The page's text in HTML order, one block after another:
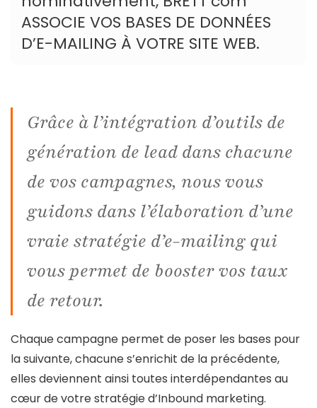
ASSOCIE VOS BASES DE DONNÉES
D’E-MAILING À VOTRE SITE WEB.
Grâce à l’intégration d’outils de
génération de lead dans chacune
de vos campagnes, nous vous
guidons dans l’élaboration d’une
vraie stratégie d’e-mailing qui
vous permet de booster vos taux
de retour.
Chaque campagne permet de poser les bases pour
la suivante, chacune s’enrichit de la précédente,
elles deviennent ainsi toutes interdépendantes au
cœur de votre stratégie d’Inbound marketing.